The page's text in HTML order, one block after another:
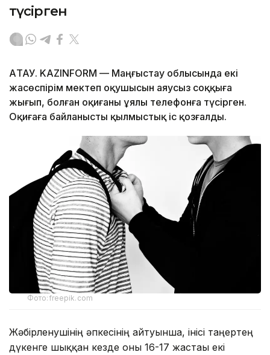
түсірген
АҚТАУ. KAZINFORM — Маңғыстау облысында екі
жасөспірім мектеп оқушысын аяусыз соққыға
жығып, болған оқиғаны ұялы телефонға түсірген.
Оқиғаға байланысты қылмыстық іс қозғалды.
Фото:freepik.com
Жәбірленушінің әпкесінің айтуынша, інісі таңертең
дүкенге шыққан кезде оны 16-17 жастағы екі